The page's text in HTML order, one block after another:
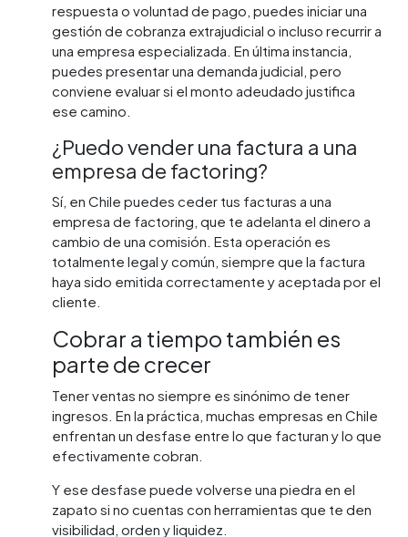
respuesta o voluntad de pago, puedes iniciar una
gestión de cobranza extrajudicial o incluso recurrir a
una empresa especializada. En última instancia,
puedes presentar una demanda judicial, pero
conviene evaluar si el monto adeudado justifica
ese camino.
¿Puedo vender una factura a una
empresa de factoring?
Sí, en Chile puedes ceder tus facturas a una
empresa de factoring, que te adelanta el dinero a
cambio de una comisión. Esta operación es
totalmente legal y común, siempre que la factura
haya sido emitida correctamente y aceptada por el
cliente.
Cobrar a tiempo también es
parte de crecer
Tener ventas no siempre es sinónimo de tener
ingresos. En la práctica, muchas empresas en Chile
enfrentan un desfase entre lo que facturan y lo que
efectivamente cobran.
Y ese desfase puede volverse una piedra en el
zapato si no cuentas con herramientas que te den
visibilidad, orden y liquidez.